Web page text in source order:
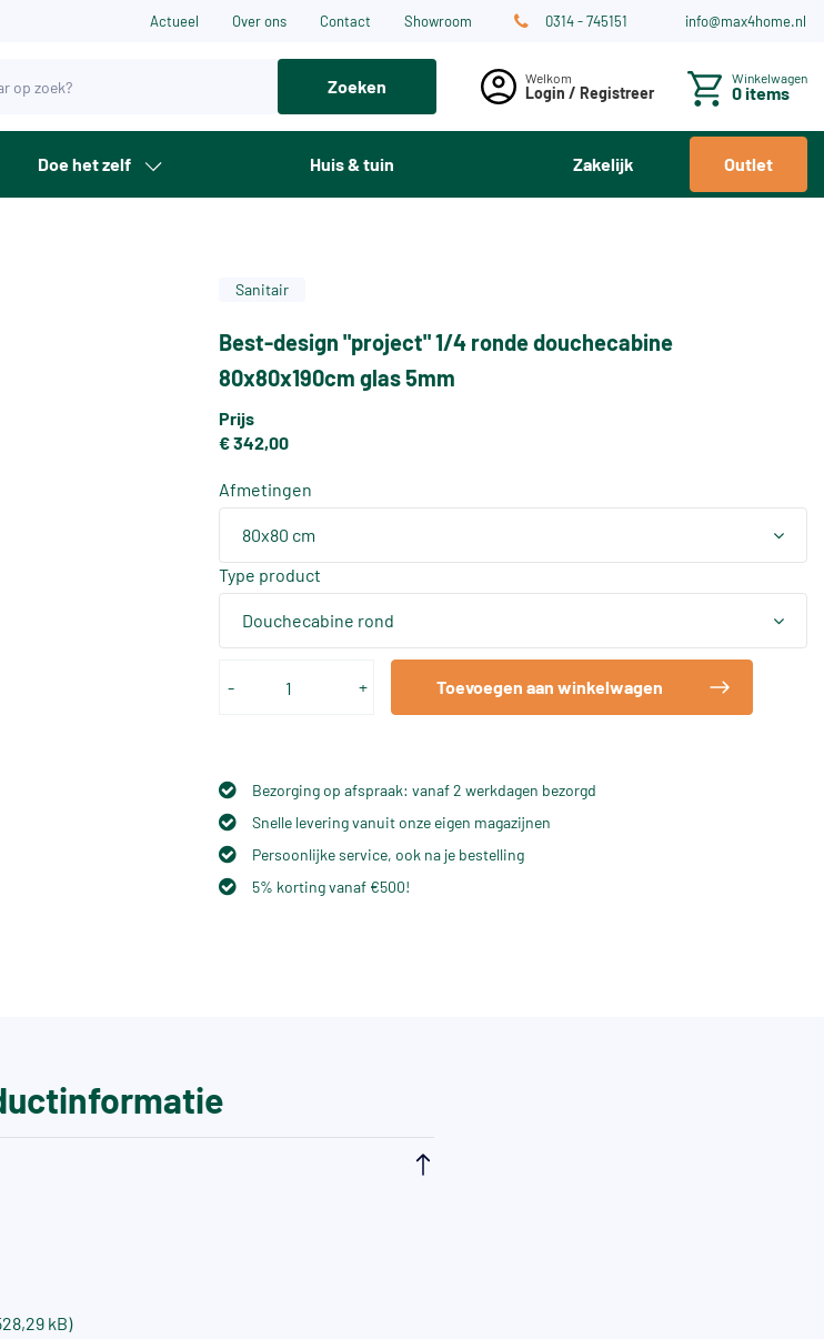
Actueel Over ons Contact Showroom 0314 - 745151 info@max4home.nl
Zoeken Login / Registreer
Winkelwagen
0 items
Doe het zelf Huis & tuin Zakelijk Outlet
Sanitair
Best-design "project" 1/4 ronde douchecabine
80x80x190cm glas 5mm
Prijs
€ 342,00
Afmetingen
80x80 cm
Type product
Douchecabine rond
- + Toevoegen aan winkelwagen
Bezorging op afspraak: vanaf 2 werkdagen bezorgd
Snelle levering vanuit onze eigen magazijnen
Persoonlijke service, ook na je bestelling
5% korting vanaf €500!
kB)